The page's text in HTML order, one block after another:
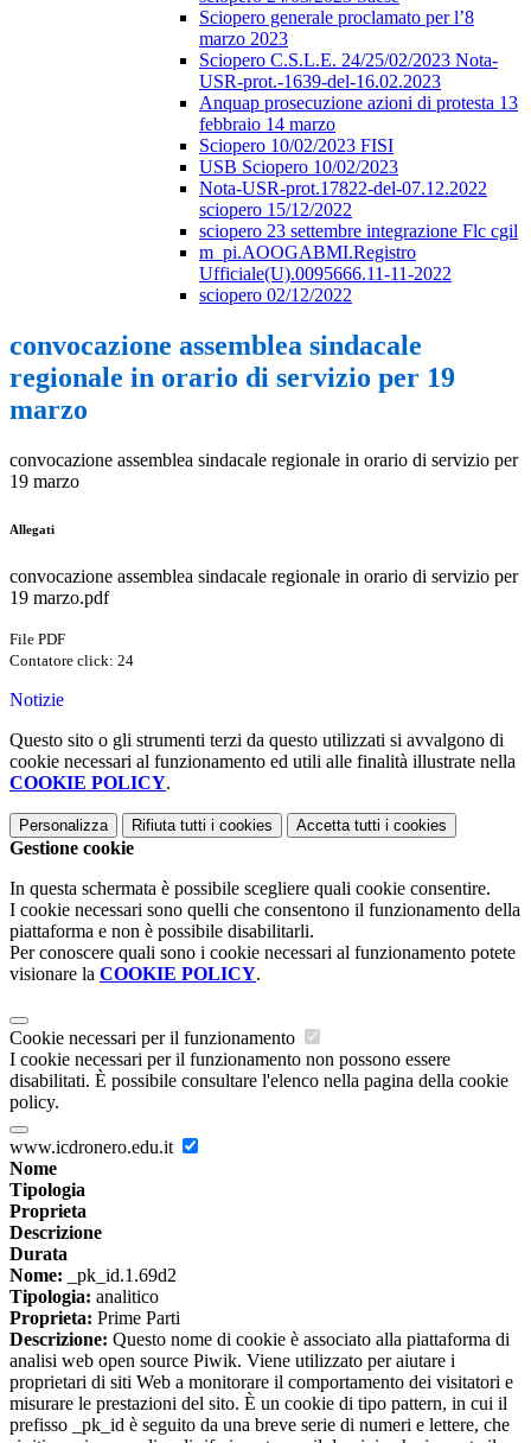
Sciopero generale proclamato per l’8
marzo 2023
Sciopero C.S.L.E. 24/25/02/2023 Nota-
USR-prot.-1639-del-16.02.2023
Anquap prosecuzione azioni di protesta 13
febbraio 14 marzo
Sciopero 10/02/2023 FISI
USB Sciopero 10/02/2023
Nota-USR-prot.17822-del-07.12.2022
sciopero 15/12/2022
sciopero 23 settembre integrazione Flc cgil
m_pi.AOOGABMI.Registro
Ufficiale(U).0095666.11-11-2022
sciopero 02/12/2022
convocazione assemblea sindacale
regionale in orario di servizio per 19
marzo
convocazione assemblea sindacale regionale in orario di servizio per
19 marzo
Allegati
convocazione assemblea sindacale regionale in orario di servizio per
19 marzo.pdf
File PDF
Contatore click: 24
Notizie
Questo sito o gli strumenti terzi da questo utilizzati si avvalgono di
cookie necessari al funzionamento ed utili alle finalità illustrate nella
COOKIE POLICY.
Personalizza Rifiuta tutti i cookies Accetta tutti i cookies
Gestione cookie
In questa schermata è possibile scegliere quali cookie consentire.
I cookie necessari sono quelli che consentono il funzionamento della
piattaforma e non è possibile disabilitarli.
Per conoscere quali sono i cookie necessari al funzionamento potete
visionare la COOKIE POLICY.
Cookie necessari per il funzionamento
I cookie necessari per il funzionamento non possono essere
disabilitati. È possibile consultare l'elenco nella pagina della cookie
policy.
www.icdronero.edu.it
Nome
Tipologia
Proprieta
Descrizione
Durata
Nome: _pk_id.1.69d2
Tipologia: analitico
Proprieta: Prime Parti
Descrizione: Questo nome di cookie è associato alla piattaforma di
analisi web open source Piwik. Viene utilizzato per aiutare i
proprietari di siti Web a monitorare il comportamento dei visitatori e
misurare le prestazioni del sito. È un cookie di tipo pattern, in cui il
prefisso _pk_id è seguito da una breve serie di numeri e lettere, che